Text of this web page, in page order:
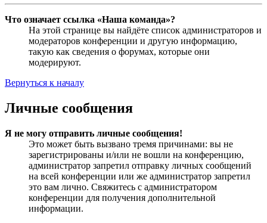
Что означает ссылка «Наша команда»?
На этой странице вы найдёте список администраторов и
модераторов конференции и другую информацию,
такую как сведения о форумах, которые они
модерируют.
Вернуться к началу
Личные сообщения
Я не могу отправить личные сообщения!
Это может быть вызвано тремя причинами: вы не
зарегистрированы и/или не вошли на конференцию,
администратор запретил отправку личных сообщений
на всей конференции или же администратор запретил
это вам лично. Свяжитесь с администратором
конференции для получения дополнительной
информации.